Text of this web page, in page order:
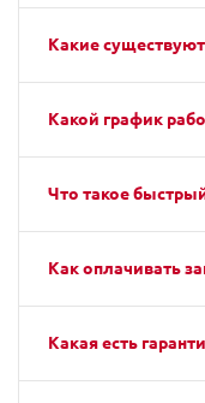
Какие
Какой график
Что такое
Как оплачивать
Какая есть